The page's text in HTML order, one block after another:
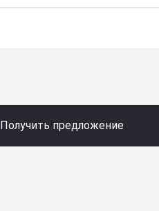
Получить предложение